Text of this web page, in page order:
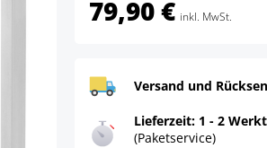
79,90 € inkl. MwSt.
Versand und
Lieferzeit: 1 - 2
(Paketservice)